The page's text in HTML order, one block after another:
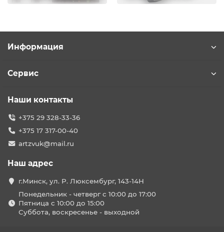
Информация
Сервис
Наши контакты
+375 29 328-33-36
+375 17 317-00-40
artzvuk@mail.ru
Наш адрес
г.Минск, ул. Р. Люксембург, 143-14Н
Понедельник - четверг с 10:00 до 17:00
Пятница с 10:00 до 15:00
Суббота, воскресенье - выходной